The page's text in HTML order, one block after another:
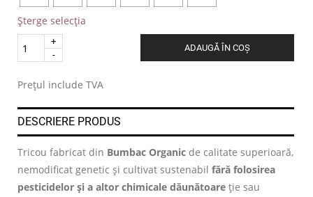
Șterge selecția
Quantity
ADAUGĂ ÎN COȘ
Prețul include TVA
DESCRIERE PRODUS
Tricou fabricat din Bumbac Organic de calitate superioară,
nemodificat genetic și cultivat sustenabil fără folosirea
pesticidelor și a altor chimicale dăunătoare ție sau